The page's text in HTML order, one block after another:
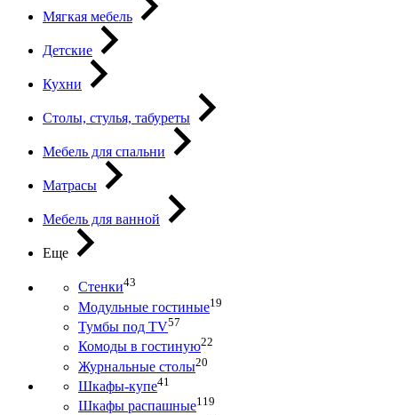
Мягкая мебель
Детские
Кухни
Столы, стулья, табуреты
Мебель для спальни
Матрасы
Мебель для ванной
Еще
Стенки43
Модульные гостиные19
Тумбы под ТV57
Комоды в гостиную22
Журнальные столы20
Шкафы-купе41
Шкафы распашные119